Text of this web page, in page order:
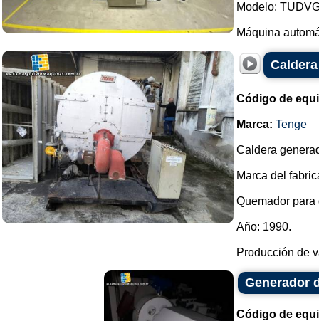
Modelo:
Máquina
Código de
Marca: Tenge
Caldera
Marca del
Quemador para
Año: 1990.
Producción de
Generador
Código de